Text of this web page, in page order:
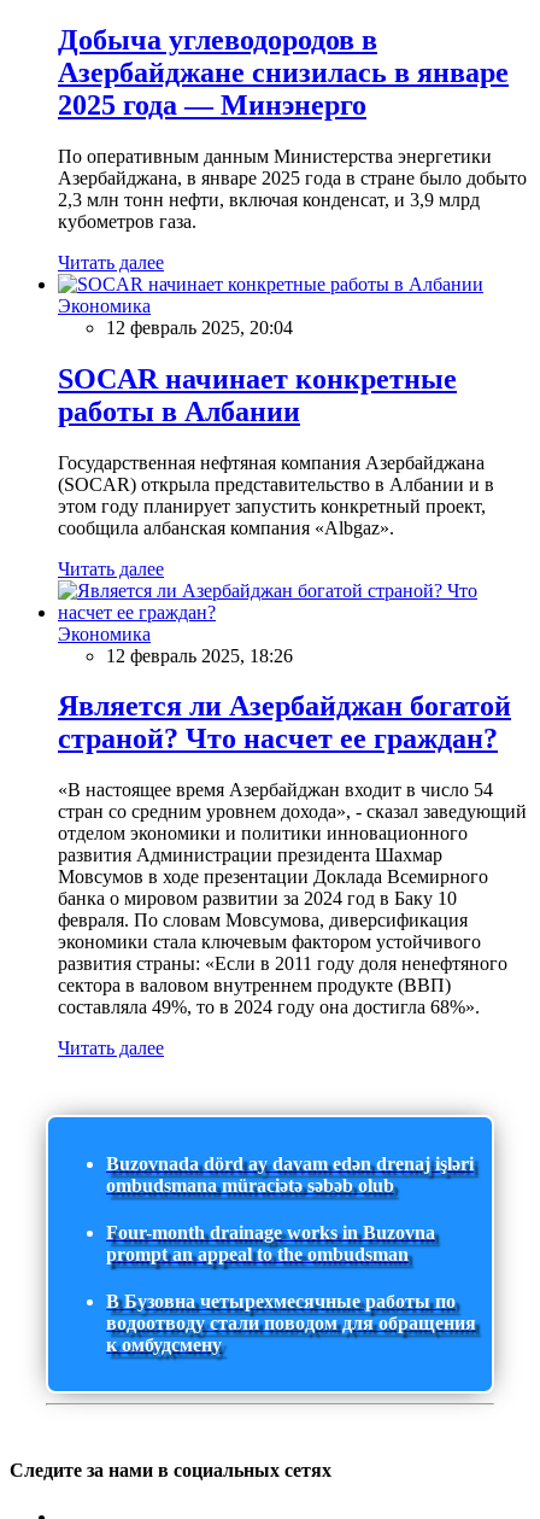
Добыча углеводородов в
Азербайджане снизилась в январе
2025 года — Минэнерго
По оперативным данным Министерства энергетики
Азербайджана, в январе 2025 года в стране было добыто
2,3 млн тонн нефти, включая конденсат, и 3,9 млрд
кубометров газа.
Читать далее
Экономика
12 февраль 2025, 20:04
SOCAR начинает конкретные
работы в Албании
Государственная нефтяная компания Азербайджана
(SOCAR) открыла представительство в Албании и в
этом году планирует запустить конкретный проект,
сообщила албанская компания «Albgaz».
Читать далее
Экономика
12 февраль 2025, 18:26
Является ли Азербайджан богатой
страной? Что насчет ее граждан?
«В настоящее время Азербайджан входит в число 54
стран со средним уровнем дохода», - сказал заведующий
отделом экономики и политики инновационного
развития Администрации президента Шахмар
Мовсумов в ходе презентации Доклада Всемирного
банка о мировом развитии за 2024 год в Баку 10
февраля. По словам Мовсумова, диверсификация
экономики стала ключевым фактором устойчивого
развития страны: «Если в 2011 году доля ненефтяного
сектора в валовом внутреннем продукте (ВВП)
составляла 49%, то в 2024 году она достигла 68%».
Читать далее
Buzovnada dörd ay davam edən drenaj işləri
ombudsmana müraciətə səbəb olub
Four-month drainage works in Buzovna
prompt an appeal to the ombudsman
В Бузовна четырехмесячные работы по
водоотводу стали поводом для обращения
к омбудсмену
Следите за нами в социальных сетях